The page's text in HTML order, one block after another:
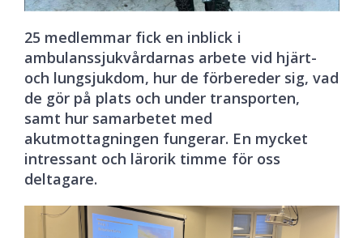
25 medlemmar fick en inblick i
ambulanssjukvårdarnas arbete vid hjärt-
och lungsjukdom, hur de förbereder sig, vad
de gör på plats och under transporten,
samt hur samarbetet med
akutmottagningen fungerar. En mycket
intressant och lärorik timme för oss
deltagare.